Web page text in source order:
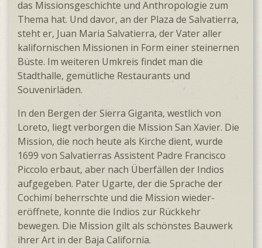
das Missions­geschichte und Anthro­pologie zum
Thema hat. Und davor, an der Plaza de Salvatierra,
steht er, Juan Maria Salvatierra, der Vater aller
kalifornischen Missionen in Form einer steinernen
Büste. Im weiteren Umkreis findet man die
Stadthalle, gemütliche Restaurants und
Souvenirläden.
In den Bergen der Sierra Giganta, westlich von
Loreto, liegt verborgen die Mission San Xavier. Die
Mission, die noch heute als Kirche dient, wurde
1699 von Salvatierras Assistent Padre Francisco
Piccolo erbaut, aber nach Über­fällen der Indios
aufgegeben. Pater Ugarte, der die Sprache der
Cochimí beherrschte und die Mission wieder­
eröffnete, konnte die Indios zur Rückkehr
bewegen. Die Mission gilt als schönstes Bauwerk
ihrer Art in der Baja California.